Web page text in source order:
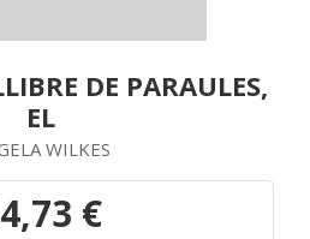
DE PARAULES,
EL
WILKES
€